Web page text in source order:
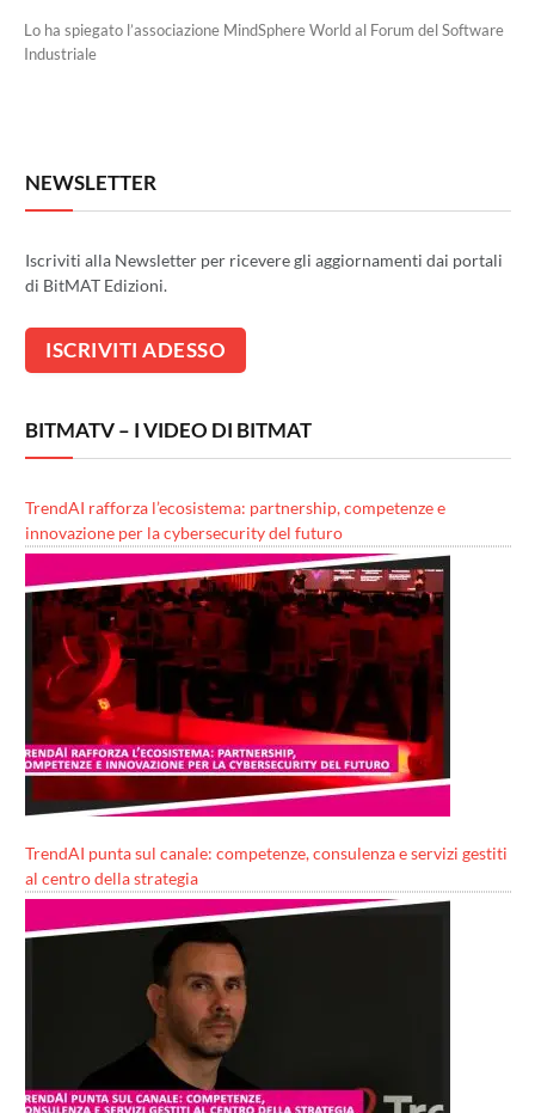
Lo ha spiegato l’associazione MindSphere World al Forum del Software
Industriale
NEWSLETTER
Iscriviti alla Newsletter per ricevere gli aggiornamenti dai portali
di BitMAT Edizioni.
BITMATV – I VIDEO DI BITMAT
TrendAI rafforza l’ecosistema: partnership, competenze e
innovazione per la cybersecurity del futuro
TrendAI punta sul canale: competenze, consulenza e servizi gestiti
al centro della strategia